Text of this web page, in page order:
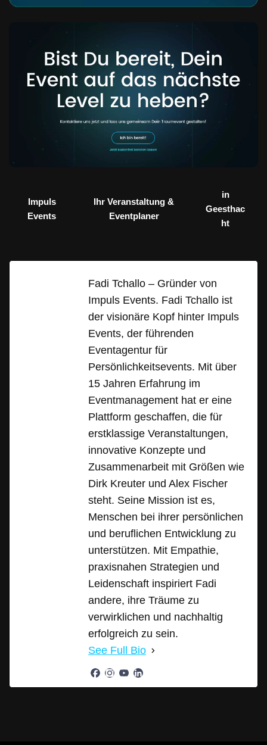
Impuls
Events
Ihr Veranstaltung &
Eventplaner
in
Geesthac
ht
Fadi Tchallo – Gründer von
Impuls Events. Fadi Tchallo ist
der visionäre Kopf hinter Impuls
Events, der führenden
Eventagentur für
Persönlichkeitsevents. Mit über
15 Jahren Erfahrung im
Eventmanagement hat er eine
Plattform geschaffen, die für
erstklassige Veranstaltungen,
innovative Konzepte und
Zusammenarbeit mit Größen wie
Dirk Kreuter und Alex Fischer
steht. Seine Mission ist es,
Menschen bei ihrer persönlichen
und beruflichen Entwicklung zu
unterstützen. Mit Empathie,
praxisnahen Strategien und
Leidenschaft inspiriert Fadi
andere, ihre Träume zu
verwirklichen und nachhaltig
erfolgreich zu sein.
See Full Bio